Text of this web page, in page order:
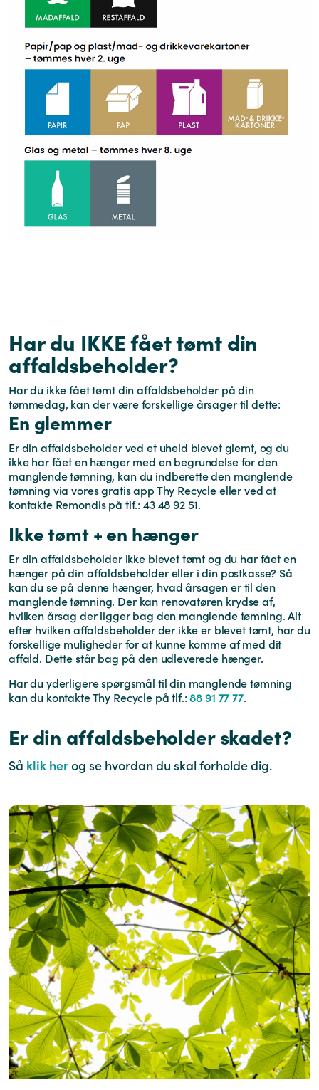
Har du IKKE fået tømt din
affaldsbeholder?
Har du ikke fået tømt din affaldsbeholder på din
tømmedag, kan der være forskellige årsager til dette:
En glemmer
Er din affaldsbeholder ved et uheld blevet glemt, og du
ikke har fået en hænger med en begrundelse for den
manglende tømning, kan du indberette den manglende
tømning via vores gratis app Thy Recycle eller ved at
kontakte Remondis på tlf.: 43 48 92 51.
Ikke tømt + en hænger
Er din affaldsbeholder ikke blevet tømt og du har fået en
hænger på din affaldsbeholder eller i din postkasse? Så
kan du se på denne hænger, hvad årsagen er til den
manglende tømning. Der kan renovatøren krydse af,
hvilken årsag der ligger bag den manglende tømning. Alt
efter hvilken affaldsbeholder der ikke er blevet tømt, har du
forskellige muligheder for at kunne komme af med dit
affald. Dette står bag på den udleverede hænger.
Har du yderligere spørgsmål til din manglende tømning
kan du kontakte Thy Recycle på tlf.:88 91 77 77.
Er din affaldsbeholder skadet?
Så klik herog se hvordan du skal forholde dig.